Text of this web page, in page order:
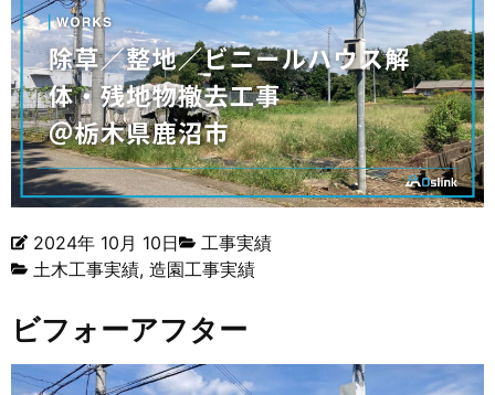
2024年 10月 10日
工事実績
土木工事実績, 造園工事実績
ビフォーアフター